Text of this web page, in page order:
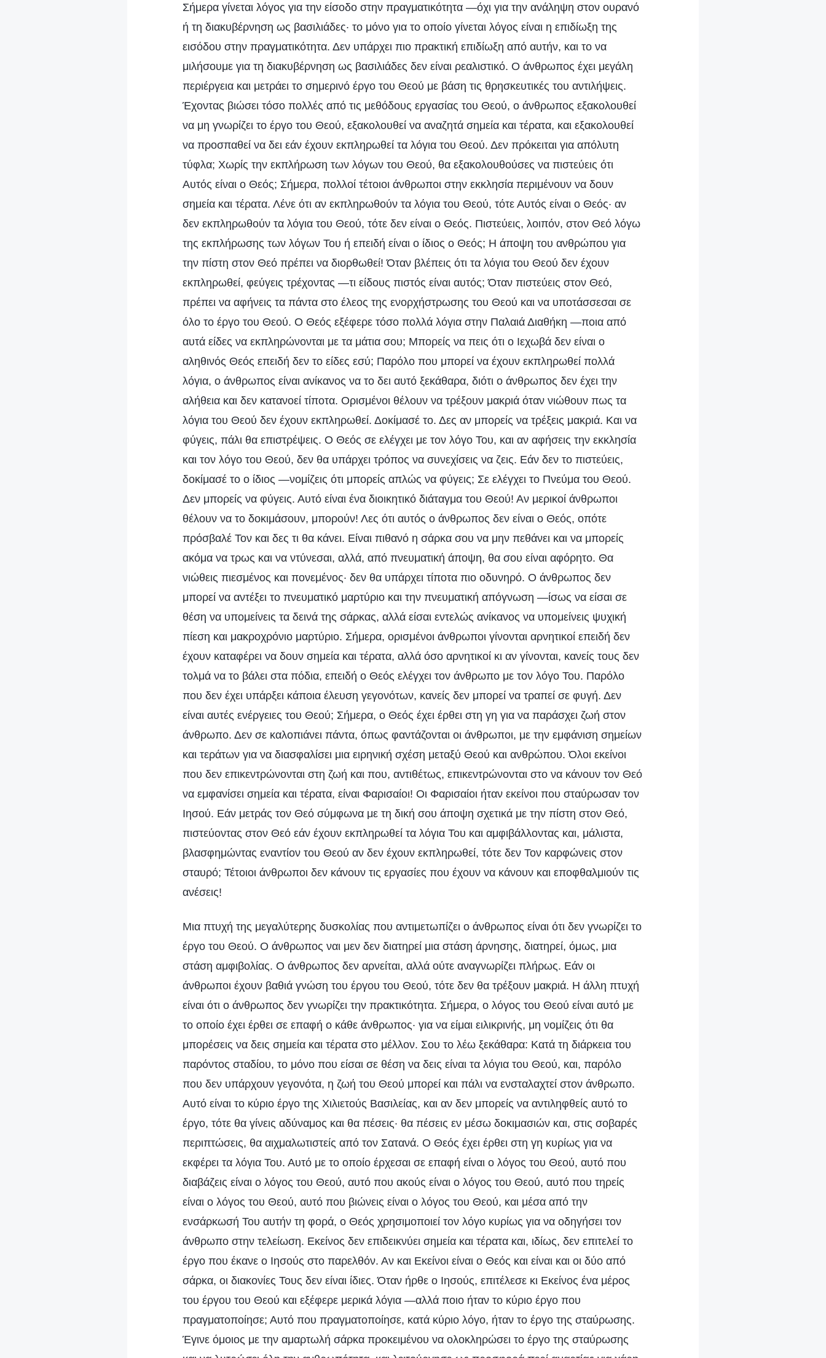
Σήμερα γίνεται λόγος για την είσοδο στην πραγματικότητα —όχι για την ανάληψη στον ουρανό
ή τη διακυβέρνηση ως βασιλιάδες· το μόνο για το οποίο γίνεται λόγος είναι η επιδίωξη της
εισόδου στην πραγματικότητα. Δεν υπάρχει πιο πρακτική επιδίωξη από αυτήν, και το να
μιλήσουμε για τη διακυβέρνηση ως βασιλιάδες δεν είναι ρεαλιστικό. Ο άνθρωπος έχει μεγάλη
περιέργεια και μετράει το σημερινό έργο του Θεού με βάση τις θρησκευτικές του αντιλήψεις.
Έχοντας βιώσει τόσο πολλές από τις μεθόδους εργασίας του Θεού, ο άνθρωπος εξακολουθεί
να μη γνωρίζει το έργο του Θεού, εξακολουθεί να αναζητά σημεία και τέρατα, και εξακολουθεί
να προσπαθεί να δει εάν έχουν εκπληρωθεί τα λόγια του Θεού. Δεν πρόκειται για απόλυτη
τύφλα; Χωρίς την εκπλήρωση των λόγων του Θεού, θα εξακολουθούσες να πιστεύεις ότι
Αυτός είναι ο Θεός; Σήμερα, πολλοί τέτοιοι άνθρωποι στην εκκλησία περιμένουν να δουν
σημεία και τέρατα. Λένε ότι αν εκπληρωθούν τα λόγια του Θεού, τότε Αυτός είναι ο Θεός· αν
δεν εκπληρωθούν τα λόγια του Θεού, τότε δεν είναι ο Θεός. Πιστεύεις, λοιπόν, στον Θεό λόγω
της εκπλήρωσης των λόγων Του ή επειδή είναι ο ίδιος ο Θεός; Η άποψη του ανθρώπου για
την πίστη στον Θεό πρέπει να διορθωθεί! Όταν βλέπεις ότι τα λόγια του Θεού δεν έχουν
εκπληρωθεί, φεύγεις τρέχοντας —τι είδους πιστός είναι αυτός; Όταν πιστεύεις στον Θεό,
πρέπει να αφήνεις τα πάντα στο έλεος της ενορχήστρωσης του Θεού και να υποτάσσεσαι σε
όλο το έργο του Θεού. Ο Θεός εξέφερε τόσο πολλά λόγια στην Παλαιά Διαθήκη —ποια από
αυτά είδες να εκπληρώνονται με τα μάτια σου; Μπορείς να πεις ότι ο Ιεχωβά δεν είναι ο
αληθινός Θεός επειδή δεν το είδες εσύ; Παρόλο που μπορεί να έχουν εκπληρωθεί πολλά
λόγια, ο άνθρωπος είναι ανίκανος να το δει αυτό ξεκάθαρα, διότι ο άνθρωπος δεν έχει την
αλήθεια και δεν κατανοεί τίποτα. Ορισμένοι θέλουν να τρέξουν μακριά όταν νιώθουν πως τα
λόγια του Θεού δεν έχουν εκπληρωθεί. Δοκίμασέ το. Δες αν μπορείς να τρέξεις μακριά. Και να
φύγεις, πάλι θα επιστρέψεις. Ο Θεός σε ελέγχει με τον λόγο Του, και αν αφήσεις την εκκλησία
και τον λόγο του Θεού, δεν θα υπάρχει τρόπος να συνεχίσεις να ζεις. Εάν δεν το πιστεύεις,
δοκίμασέ το ο ίδιος —νομίζεις ότι μπορείς απλώς να φύγεις; Σε ελέγχει το Πνεύμα του Θεού.
Δεν μπορείς να φύγεις. Αυτό είναι ένα διοικητικό διάταγμα του Θεού! Αν μερικοί άνθρωποι
θέλουν να το δοκιμάσουν, μπορούν! Λες ότι αυτός ο άνθρωπος δεν είναι ο Θεός, οπότε
πρόσβαλέ Τον και δες τι θα κάνει. Είναι πιθανό η σάρκα σου να μην πεθάνει και να μπορείς
ακόμα να τρως και να ντύνεσαι, αλλά, από πνευματική άποψη, θα σου είναι αφόρητο. Θα
νιώθεις πιεσμένος και πονεμένος· δεν θα υπάρχει τίποτα πιο οδυνηρό. Ο άνθρωπος δεν
μπορεί να αντέξει το πνευματικό μαρτύριο και την πνευματική απόγνωση —ίσως να είσαι σε
θέση να υπομείνεις τα δεινά της σάρκας, αλλά είσαι εντελώς ανίκανος να υπομείνεις ψυχική
πίεση και μακροχρόνιο μαρτύριο. Σήμερα, ορισμένοι άνθρωποι γίνονται αρνητικοί επειδή δεν
έχουν καταφέρει να δουν σημεία και τέρατα, αλλά όσο αρνητικοί κι αν γίνονται, κανείς τους δεν
τολμά να το βάλει στα πόδια, επειδή ο Θεός ελέγχει τον άνθρωπο με τον λόγο Του. Παρόλο
που δεν έχει υπάρξει κάποια έλευση γεγονότων, κανείς δεν μπορεί να τραπεί σε φυγή. Δεν
είναι αυτές ενέργειες του Θεού; Σήμερα, ο Θεός έχει έρθει στη γη για να παράσχει ζωή στον
άνθρωπο. Δεν σε καλοπιάνει πάντα, όπως φαντάζονται οι άνθρωποι, με την εμφάνιση σημείων
και τεράτων για να διασφαλίσει μια ειρηνική σχέση μεταξύ Θεού και ανθρώπου. Όλοι εκείνοι
που δεν επικεντρώνονται στη ζωή και που, αντιθέτως, επικεντρώνονται στο να κάνουν τον Θεό
να εμφανίσει σημεία και τέρατα, είναι Φαρισαίοι! Οι Φαρισαίοι ήταν εκείνοι που σταύρωσαν τον
Ιησού. Εάν μετράς τον Θεό σύμφωνα με τη δική σου άποψη σχετικά με την πίστη στον Θεό,
πιστεύοντας στον Θεό εάν έχουν εκπληρωθεί τα λόγια Του και αμφιβάλλοντας και, μάλιστα,
βλασφημώντας εναντίον του Θεού αν δεν έχουν εκπληρωθεί, τότε δεν Τον καρφώνεις στον
σταυρό; Τέτοιοι άνθρωποι δεν κάνουν τις εργασίες που έχουν να κάνουν και εποφθαλμιούν τις
ανέσεις!
Μια πτυχή της μεγαλύτερης δυσκολίας που αντιμετωπίζει ο άνθρωπος είναι ότι δεν γνωρίζει το
έργο του Θεού. Ο άνθρωπος ναι μεν δεν διατηρεί μια στάση άρνησης, διατηρεί, όμως, μια
στάση αμφιβολίας. Ο άνθρωπος δεν αρνείται, αλλά ούτε αναγνωρίζει πλήρως. Εάν οι
άνθρωποι έχουν βαθιά γνώση του έργου του Θεού, τότε δεν θα τρέξουν μακριά. Η άλλη πτυχή
είναι ότι ο άνθρωπος δεν γνωρίζει την πρακτικότητα. Σήμερα, ο λόγος του Θεού είναι αυτό με
το οποίο έχει έρθει σε επαφή ο κάθε άνθρωπος· για να είμαι ειλικρινής, μη νομίζεις ότι θα
μπορέσεις να δεις σημεία και τέρατα στο μέλλον. Σου το λέω ξεκάθαρα: Κατά τη διάρκεια του
παρόντος σταδίου, το μόνο που είσαι σε θέση να δεις είναι τα λόγια του Θεού, και, παρόλο
που δεν υπάρχουν γεγονότα, η ζωή του Θεού μπορεί και πάλι να ενσταλαχτεί στον άνθρωπο.
Αυτό είναι το κύριο έργο της Χιλιετούς Βασιλείας, και αν δεν μπορείς να αντιληφθείς αυτό το
έργο, τότε θα γίνεις αδύναμος και θα πέσεις· θα πέσεις εν μέσω δοκιμασιών και, στις σοβαρές
περιπτώσεις, θα αιχμαλωτιστείς από τον Σατανά. Ο Θεός έχει έρθει στη γη κυρίως για να
εκφέρει τα λόγια Του. Αυτό με το οποίο έρχεσαι σε επαφή είναι ο λόγος του Θεού, αυτό που
διαβάζεις είναι ο λόγος του Θεού, αυτό που ακούς είναι ο λόγος του Θεού, αυτό που τηρείς
είναι ο λόγος του Θεού, αυτό που βιώνεις είναι ο λόγος του Θεού, και μέσα από την
ενσάρκωσή Του αυτήν τη φορά, ο Θεός χρησιμοποιεί τον λόγο κυρίως για να οδηγήσει τον
άνθρωπο στην τελείωση. Εκείνος δεν επιδεικνύει σημεία και τέρατα και, ιδίως, δεν επιτελεί το
έργο που έκανε ο Ιησούς στο παρελθόν. Αν και Εκείνοι είναι ο Θεός και είναι και οι δύο από
σάρκα, οι διακονίες Τους δεν είναι ίδιες. Όταν ήρθε ο Ιησούς, επιτέλεσε κι Εκείνος ένα μέρος
του έργου του Θεού και εξέφερε μερικά λόγια —αλλά ποιο ήταν το κύριο έργο που
πραγματοποίησε; Αυτό που πραγματοποίησε, κατά κύριο λόγο, ήταν το έργο της σταύρωσης.
Έγινε όμοιος με την αμαρτωλή σάρκα προκειμένου να ολοκληρώσει το έργο της σταύρωσης